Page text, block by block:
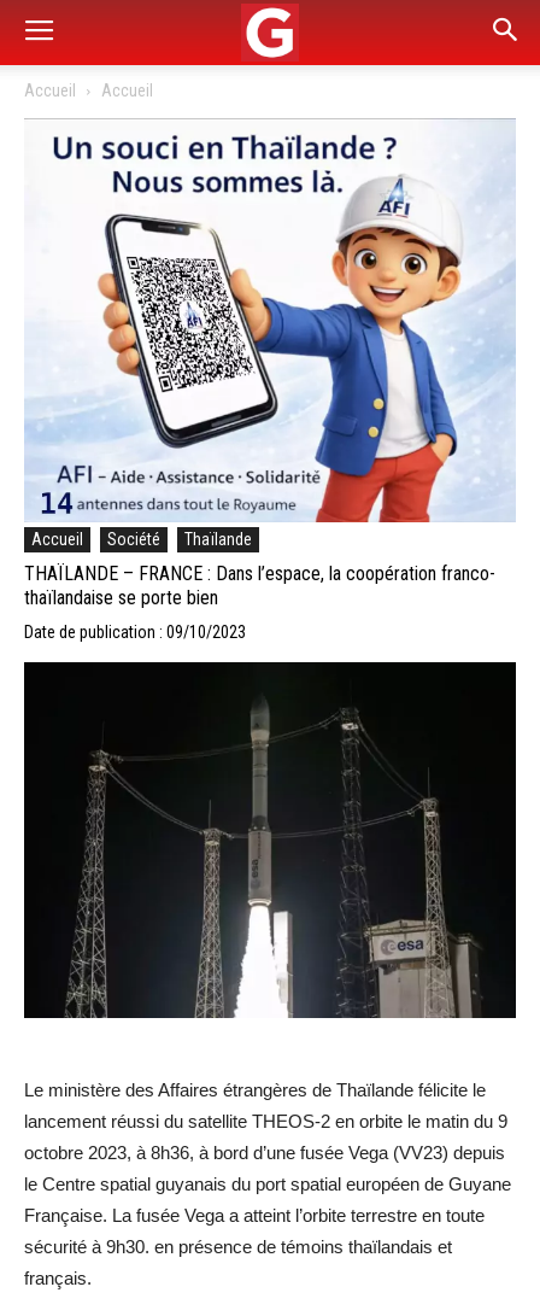
Accueil Accueil
Accueil Société Thaïlande
THAÏLANDE – FRANCE : Dans l’espace, la coopération franco-
thaïlandaise se porte bien
Date de publication : 09/10/2023
Le ministère des Affaires étrangères de Thaïlande félicite le
lancement réussi du satellite THEOS-2 en orbite le matin du 9
octobre 2023, à 8h36, à bord d’une fusée Vega (VV23) depuis
le Centre spatial guyanais du port spatial européen de Guyane
Française. La fusée Vega a atteint l’orbite terrestre en toute
sécurité à 9h30. en présence de témoins thaïlandais et
français.